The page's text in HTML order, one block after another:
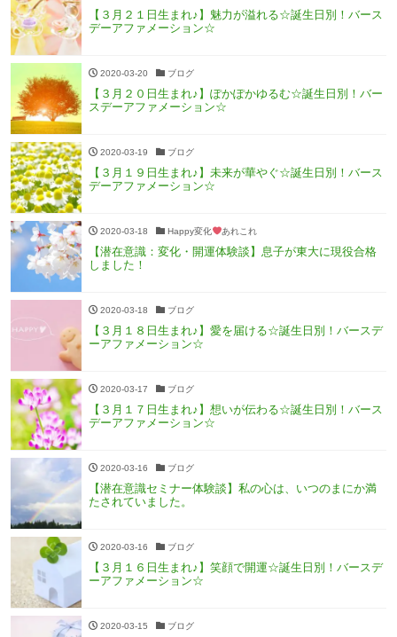
【３月２１日生まれ♪】魅力が溢れる☆誕生日別！バース
デーアファメーション☆
2020-03-20 ブログ
【３月２０日生まれ♪】ぽかぽかゆるむ☆誕生日別！バー
スデーアファメーション☆
2020-03-19 ブログ
【３月１９日生まれ♪】未来が華やぐ☆誕生日別！バース
デーアファメーション☆
2020-03-18 Happy変化 あれこれ
【潜在意識：変化・開運体験談】息子が東大に現役合格
しました！
2020-03-18 ブログ
【３月１８日生まれ♪】愛を届ける☆誕生日別！バースデ
ーアファメーション☆
2020-03-17 ブログ
【３月１７日生まれ♪】想いが伝わる☆誕生日別！バース
デーアファメーション☆
2020-03-16 ブログ
【潜在意識セミナー体験談】私の心は、いつのまにか満
たされていました。
2020-03-16 ブログ
【３月１６日生まれ♪】笑顔で開運☆誕生日別！バースデ
ーアファメーション☆
2020-03-15 ブログ